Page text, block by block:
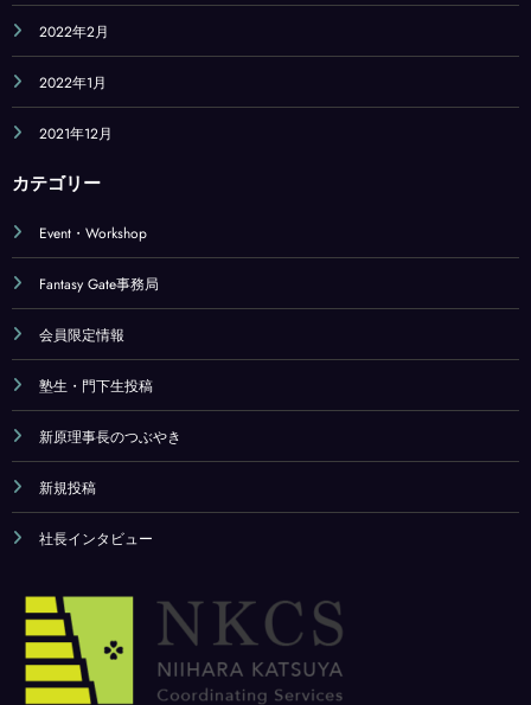
2022年2月
2022年1月
2021年12月
カテゴリー
Event・Workshop
Fantasy Gate事務局
会員限定情報
塾生・門下生投稿
新原理事長のつぶやき
新規投稿
社長インタビュー